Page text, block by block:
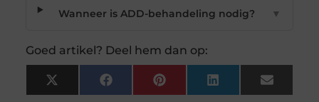
Wanneer is ADD-behandeling nodig? ▼
Goed artikel? Deel hem dan op:
X
(Twitter)
FacebookPinterest LinkedIn Email